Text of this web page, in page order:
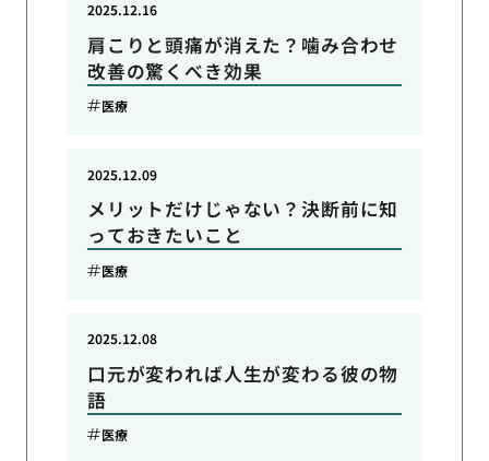
肩こりと頭痛が消えた？噛み合わせ
改善の驚くべき効果
2025.12.16
医療
メリットだけじゃない？決断前に知
っておきたいこと
2025.12.09
医療
口元が変われば人生が変わる彼の物
語
2025.12.08
医療